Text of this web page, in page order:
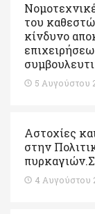
του
κίνδυνο
5 Αυγούστου
Αστοχίες
στην
4 Αυγούστου